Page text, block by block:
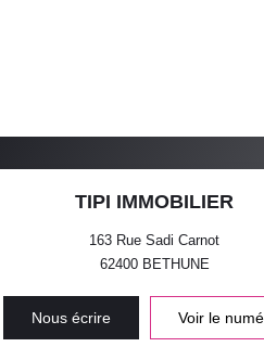
TIPI IMMOBILIER
163 Rue Sadi Carnot
62400 BETHUNE
Nous écrire Voir le